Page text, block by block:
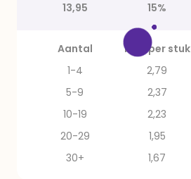
13,95
15%
Aantal Prijs per stuk
1-4
2,79
5-9
2,37
10-19
2,23
20-29
1,95
30+
1,67